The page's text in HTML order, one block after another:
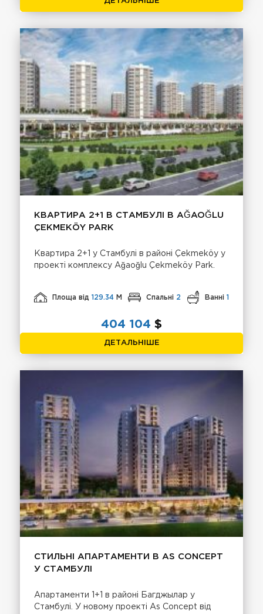
КВАРТИРА 2+1 В СТАМБУЛІ В AĞAOĞLU
ÇEKMEKÖY PARK
Квартира 2+1 у Стамбулі в районі Çekmeköy у
проекті комплексу Ağaoğlu Çekmeköy Park.
Площа від129.34 М Спальні 2 Ванні 1
404 104 $
ДЕТАЛЬНІШЕ
СТИЛЬНІ АПАРТАМЕНТИ В AS CONCEPT
У СТАМБУЛІ
Апартаменти 1+1 в районi Багджылар у
Стамбулі. У новому проекті As Concept від